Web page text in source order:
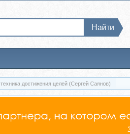
Найти
достижения целей (Сергей Саянов)